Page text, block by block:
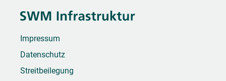
Impressum
Datenschutz
Streitbeilegung